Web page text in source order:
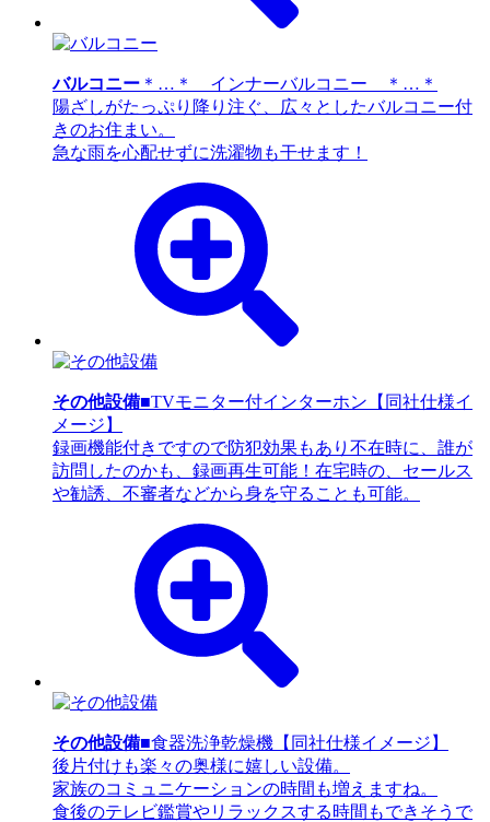
バルコニー ＊…＊ インナーバルコニー ＊…＊
陽ざしがたっぷり降り注ぐ、広々としたバルコニー付
きのお住まい。
急な雨を心配せずに洗濯物も干せます！
その他設備■TVモニター付インターホン【同社仕様イ
メージ】
録画機能付きですので防犯効果もあり不在時に、誰が
訪問したのかも、録画再生可能！在宅時の、セールス
や勧誘、不審者などから身を守ることも可能。
その他設備■食器洗浄乾燥機【同社仕様イメージ】
後片付けも楽々の奥様に嬉しい設備。
家族のコミュニケーションの時間も増えますね。
食後のテレビ鑑賞やリラックスする時間もできそうで